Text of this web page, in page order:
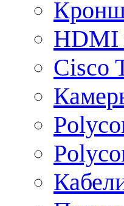
HDMI
Cisco